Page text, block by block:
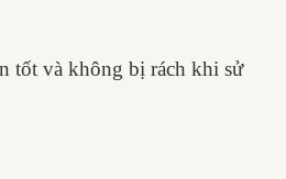
tốt và không bị rách khi sử